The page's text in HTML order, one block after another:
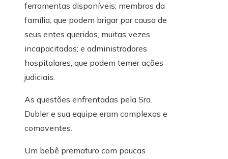
ferramentas disponíveis; membros da
família, que podem brigar por causa de
seus entes queridos, muitas vezes
incapacitados; e administradores
hospitalares, que podem temer ações
judiciais.
As questões enfrentadas pela Sra.
Dubler e sua equipe eram complexas e
comoventes.
Um bebê prematuro com poucas